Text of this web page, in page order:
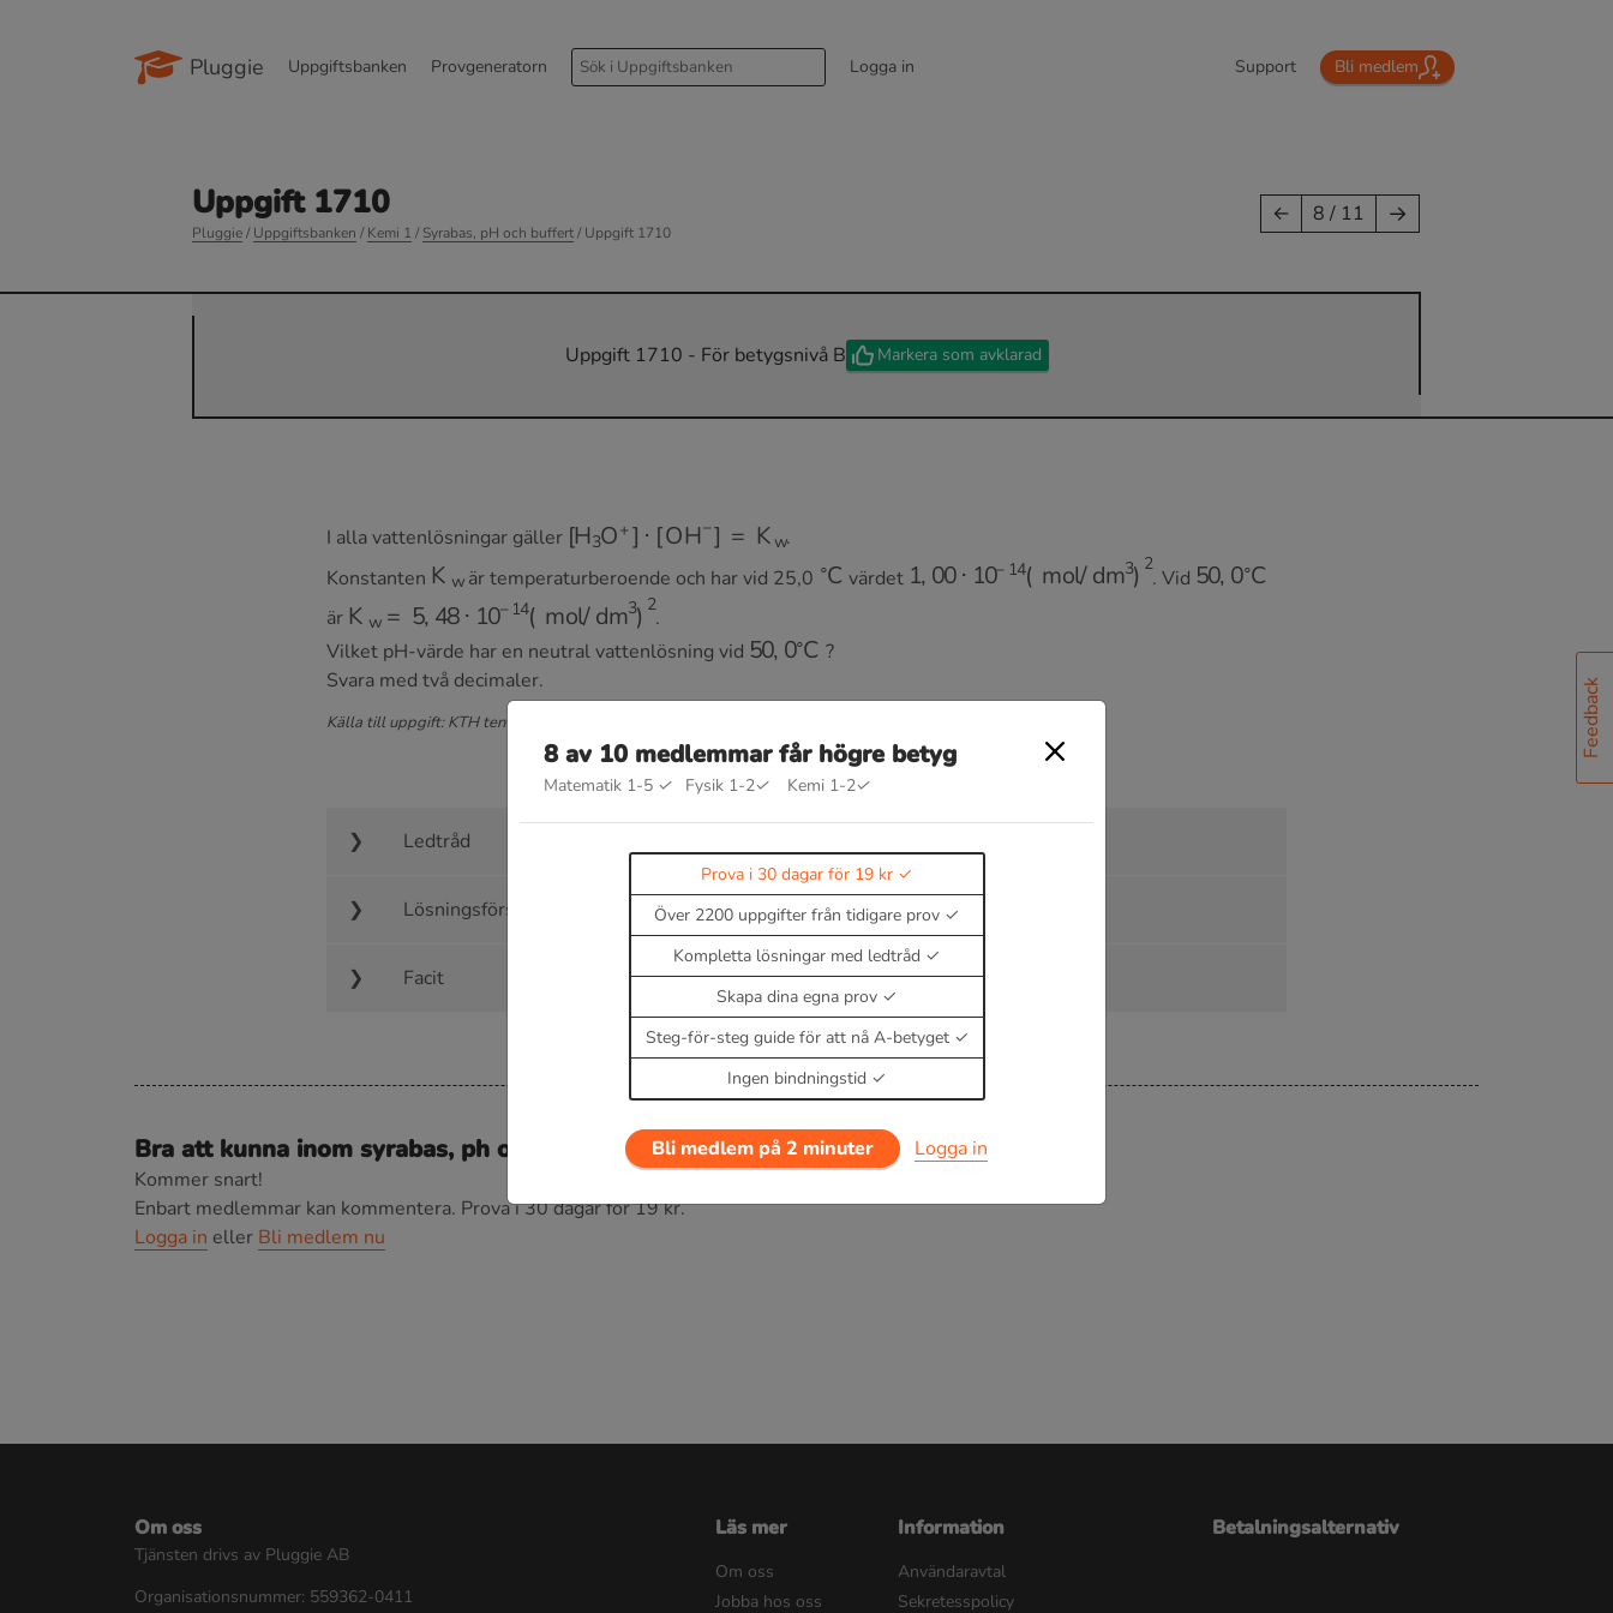
Pluggie Uppgiftsbanken Provgeneratorn Logga in Support Bli medlem
Feedback
Uppgift 1710
Pluggie/Uppgiftsbanken /Kemi 1 /Syrabas, pH och buffert/ Uppgift 1710
← 8 / 11 →
Uppgift 1710 - För betygsnivå B Markera som avklarad
I alla vattenlösningar gäller
[H 3O + [OH −] w
.
Konstanten
Kw
är temperaturberoende och har vid 25,0
∘C
värdet
1 00 10− 14 mol dm3)
. Vid
50 0∘C
är
Kw ,48⋅10−14( mol/ dm 3) 2
.
Vilket pH-värde har en neutral vattenlösning vid
50 0∘C
?
Svara med två decimaler.
Källa till uppgift: KTH ten 20 12 07
Ledtråd
Lösningsförslag
Facit
Bra att kunna inom syrabas, ph och buffert
Kommer snart!
Enbart medlemmar kan kommentera. Prova i 30 dagar för 19 kr.
Logga in eller Bli medlem nu
8 av 10 medlemmar får högre betyg
Matematik 1-5 ✓ Fysik 1-2✓ Kemi 1-2✓
Prova i 30 dagar för 19 kr
Över 2200 uppgifter från tidigare prov
Kompletta lösningar med ledtråd
Skapa dina egna prov
Steg-för-steg guide för att nå A-betyget
Ingen bindningstid
Bli medlem på 2 minuter Logga in
Om oss
Tjänsten drivs av Pluggie AB
Organisationsnummer: 559362-0411
Läs mer
Om oss
Jobba hos oss
Information
Användaravtal
Sekretesspolicy
Betalningsalternativ